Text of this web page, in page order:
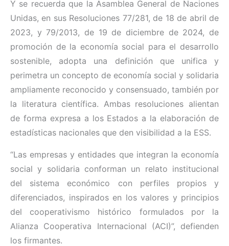
Y se recuerda que la Asamblea General de Naciones
Unidas, en sus Resoluciones 77/281, de 18 de abril de
2023, y 79/2013, de 19 de diciembre de 2024, de
promoción de la economía social para el desarrollo
sostenible, adopta una definición que unifica y
perimetra un concepto de economía social y solidaria
ampliamente reconocido y consensuado, también por
la literatura científica. Ambas resoluciones alientan
de forma expresa a los Estados a la elaboración de
estadísticas nacionales que den visibilidad a la ESS.
“Las empresas y entidades que integran la economía
social y solidaria conforman un relato institucional
del sistema económico con perfiles propios y
diferenciados, inspirados en los valores y principios
del cooperativismo histórico formulados por la
Alianza Cooperativa Internacional (ACI)”, defienden
los firmantes.